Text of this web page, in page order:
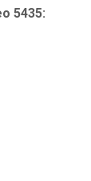
5435: